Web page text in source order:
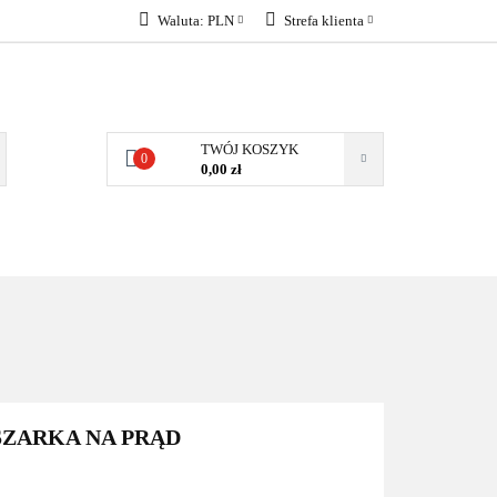
Waluta: PLN Strefa klienta
Dodaj zgłoszenie
Zgody cookies
0
TWÓJ KOSZYK
0,00 zł
KONTAKT
NA PRĄD